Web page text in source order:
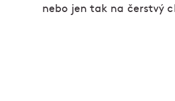
nebo jen tak na čerstvý